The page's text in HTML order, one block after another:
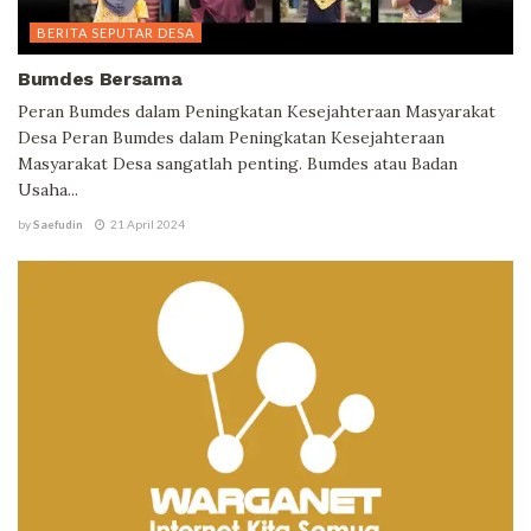
BERITA SEPUTAR DESA
Bumdes Bersama
Peran Bumdes dalam Peningkatan Kesejahteraan Masyarakat
Desa Peran Bumdes dalam Peningkatan Kesejahteraan
Masyarakat Desa sangatlah penting. Bumdes atau Badan
Usaha...
bySaefudin 21 April 2024